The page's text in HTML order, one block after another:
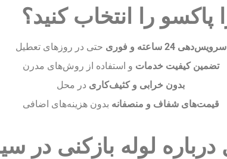
پاکسو را انتخاب کنید؟
سرویس‌دهی 24 ساعته و فوری
حتی در روزهای تعطیل
تضمین کیفیت خدمات و استفاده از روش‌های مدرن
بدون خرابی و کثیف‌کاری در محل
قیمت‌های شفاف و منصفانه بدون هزینه‌های اضافی
لوله بازکنی در